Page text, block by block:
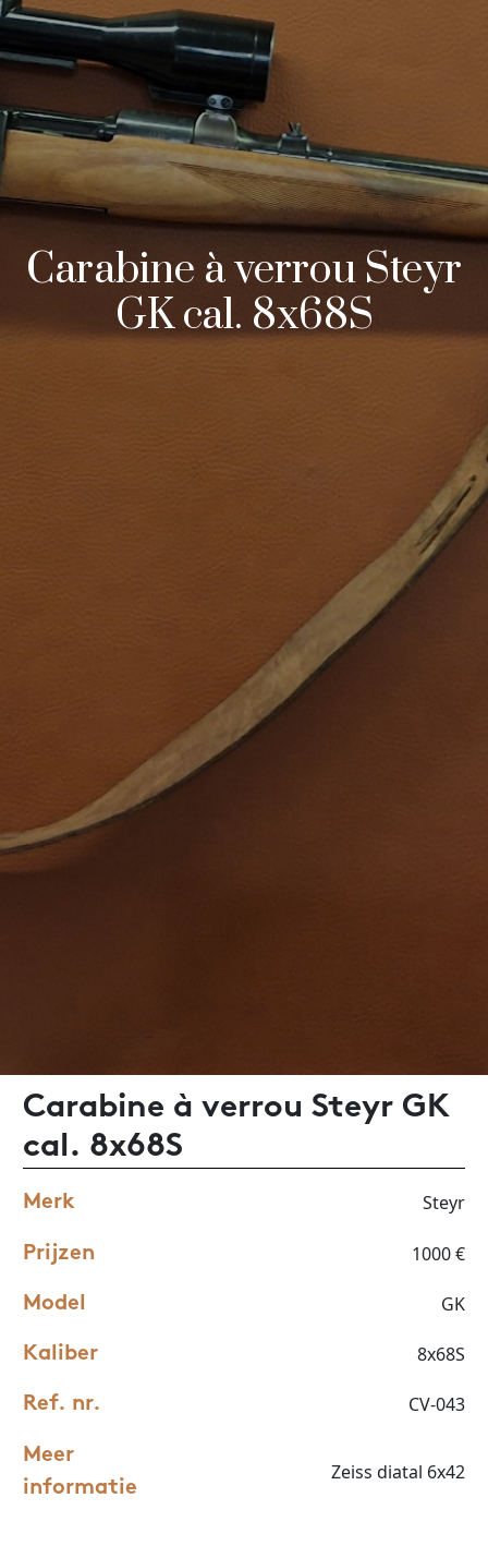
Carabine à verrou Steyr
GK cal. 8x68S
Carabine à verrou Steyr GK
cal. 8x68S
Merk Steyr
Prijzen 1000 €
Model GK
Kaliber 8x68S
Ref. nr. CV-043
Meer
informatie
Zeiss diatal 6x42